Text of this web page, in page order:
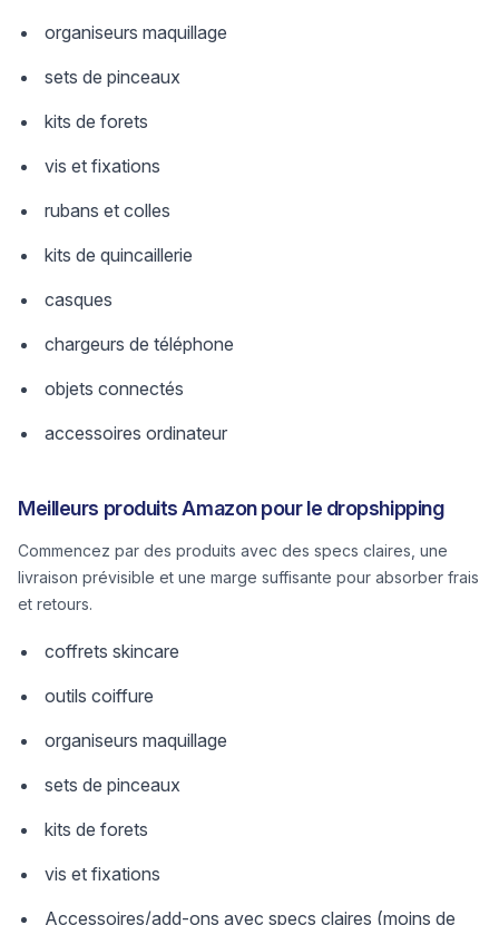
organiseurs maquillage
sets de pinceaux
kits de forets
vis et fixations
rubans et colles
kits de quincaillerie
casques
chargeurs de téléphone
objets connectés
accessoires ordinateur
Meilleurs produits Amazon pour le dropshipping
Commencez par des produits avec des specs claires, une
livraison prévisible et une marge suffisante pour absorber frais
et retours.
coffrets skincare
outils coiffure
organiseurs maquillage
sets de pinceaux
kits de forets
vis et fixations
Accessoires/add-ons avec specs claires (moins de